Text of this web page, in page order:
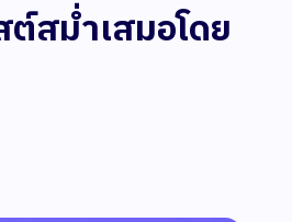
ต์สม่ำเสมอโดย